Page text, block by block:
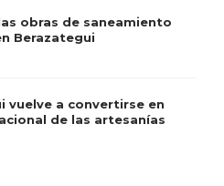
obras de saneamiento
Berazategui
vuelve a convertirse en
de las artesanías